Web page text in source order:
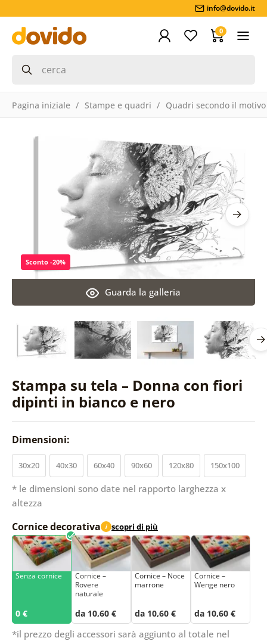
info@dovido.it
0
Pagina iniziale Stampe e quadri Quadri secondo il motivo
Stampa su tela – Donna con fiori
dipinti in bianco e nero
Guarda la galleria
Sconto -20%
Dimensioni:
30x20 40x30 60x40 90x60 120x80 150x100
* le dimensioni sono date nel rapporto larghezza x
altezza
Cornice decorativa i scopri di più
Senza cornice
0 €
Cornice –
Rovere
naturale
da 10,60 €
Cornice – Noce
marrone
da 10,60 €
Cornice –
Wenge nero
da 10,60 €
*il prezzo degli accessori sarà aggiunto al totale nel